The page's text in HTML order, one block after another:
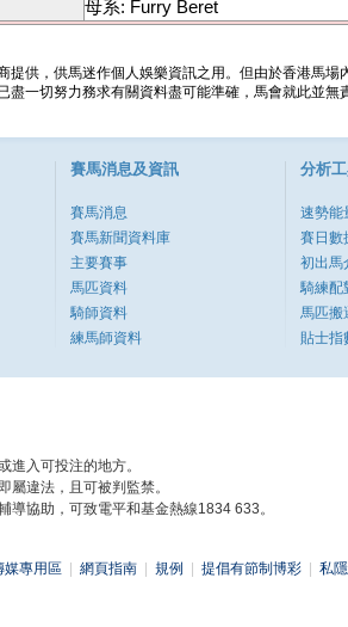
母系: Furry Beret
提供，供馬迷作個人娛樂資訊之用。但由於香港馬
盡一切努力務求有關資料盡可能準確，馬會就此並
賽馬消息及資訊
賽馬消息
賽馬新聞資料庫
主要賽事
馬匹資料
騎師資料
練馬師資料
分析
速勢能
賽日數
初出馬
騎練配
馬匹搬
貼士指
進入可投注的地方。
屬違法，且可被判監禁。
導協助，可致電平和基金熱線1834 633。
媒專用區 網頁指南 規例 提倡有節制博彩 私